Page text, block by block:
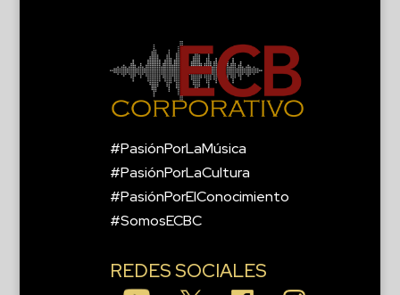
#PasiónPorLaMúsica
#PasiónPorLaCultura
#PasiónPorElConocimiento
#SomosECBC
REDES SOCIALES